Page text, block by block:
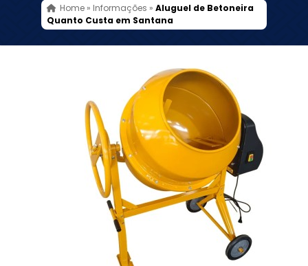
Home» Informações » Aluguel de Betoneira
Quanto Custa em Santana